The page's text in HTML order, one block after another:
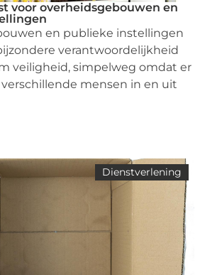
voor overheidsgebouwen en
en publieke instellingen
verantwoordelijkheid
veiligheid, simpelweg omdat er
mensen in en uit
Dienstverlening